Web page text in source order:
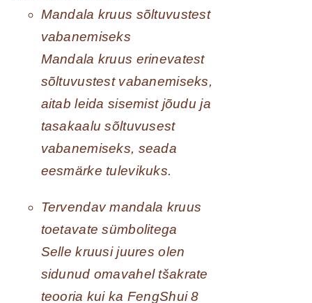
Mandala kruus sõltuvustest
vabanemiseks
Mandala kruus erinevatest
sõltuvustest vabanemiseks,
aitab leida sisemist jõudu ja
tasakaalu sõltuvusest
vabanemiseks, seada
eesmärke tulevikuks.
Tervendav mandala kruus
toetavate sümbolitega
Selle kruusi juures olen
sidunud omavahel tšakrate
teooria kui ka FengShui 8